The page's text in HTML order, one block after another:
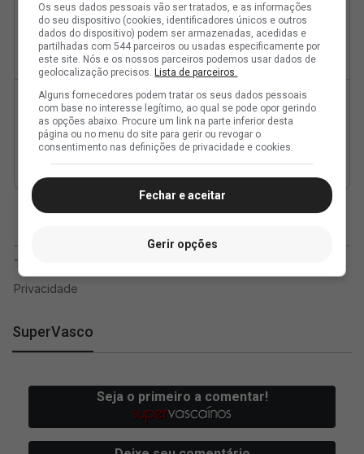
SuperVasco
Os seus dados pessoais vão ser tratados, e as informações
do seu dispositivo (cookies, identificadores únicos e outros
dados do dispositivo) podem ser armazenadas, acedidas e
partilhadas com 544 parceiros ou usadas especificamente por
este site. Nós e os nossos parceiros podemos usar dados de
geolocalização precisos.Lista de parceiros.
Alguns fornecedores podem tratar os seus dados pessoais
com base no interesse legítimo, ao qual se pode opor gerindo
as opções abaixo. Procure um link na parte inferior desta
página ou no menu do site para gerir ou revogar o
consentimento nas definições de privacidade e cookies.
Fechar e aceitar
Gerir opções